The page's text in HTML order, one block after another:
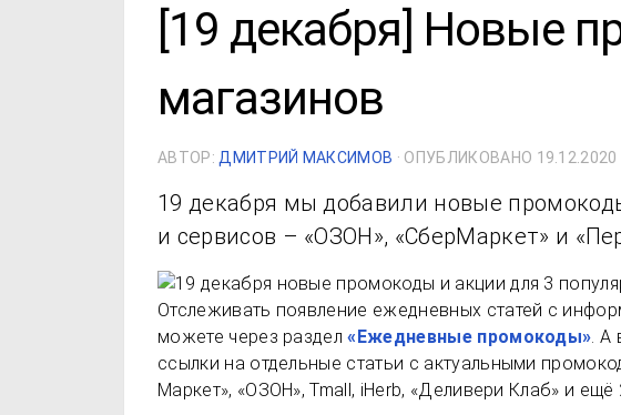
[19 декабря] Новые
магазинов
АВТОР: ДМИТРИЙ МАКСИМОВ · ОПУБЛИКОВАНО 19.12.2020
19 декабря мы добавили новые
и сервисов – «ОЗОН», «СберМаркет» и
Отслеживать появление ежедневных статей с
можете через раздел«Ежедневные промокоды». А
ссылки на отдельные статьи с актуальными
Маркет», «ОЗОН», Tmall, iHerb, «Деливери Клаб» и